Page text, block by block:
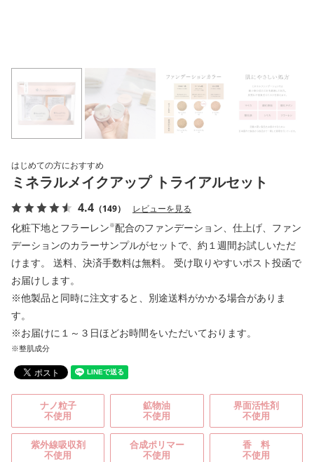
はじめての方におすすめ
ミネラルメイクアップ トライアルセット
4.4 （149） レビューを見る
化粧下地とフラーレン ※配合のファンデーション、仕上げ、ファン
デーションのカラーサンプルがセットで、約１週間お試しいただ
けます。 送料、決済手数料は無料。 受け取りやすいポスト投函で
お届けします。
※他製品と同時に注文すると、別途送料がかかる場合がありま
す。
※お届けに１～３日ほどお時間をいただいております。
※整肌成分
ナノ粒子
不使用
鉱物油
不使用
界面活性剤
不使用
紫外線吸収剤
不使用
合成ポリマー
不使用
香 料
不使用